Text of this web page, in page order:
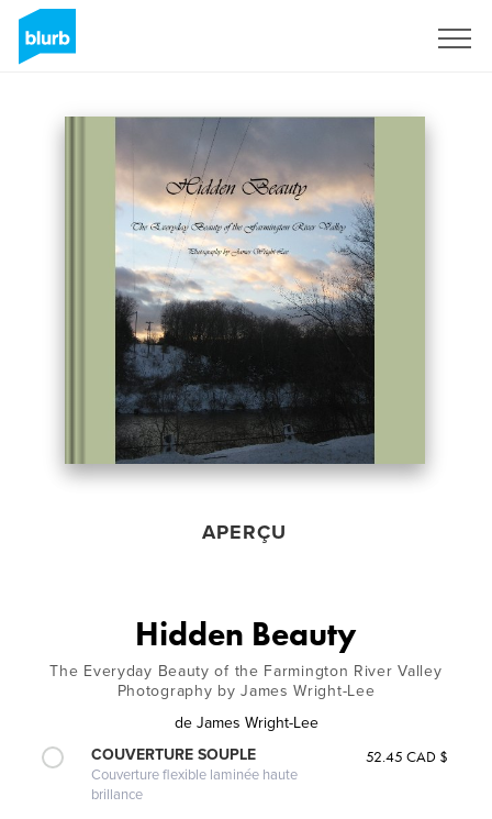
APERÇU
Hidden Beauty
The Everyday Beauty of the Farmington River Valley
Photography by James Wright-Lee
de James Wright-Lee
COUVERTURE SOUPLE
Couverture flexible laminée haute
brillance
52.45 CAD $